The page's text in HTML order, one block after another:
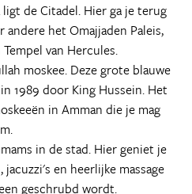
de Citadel. Hier ga je terug
het Omajjaden Paleis,
van Hercules.
moskee. Deze grote blauwe
1989 door King Hussein. Het
in Amman die je mag
in de stad. Hier geniet je
en heerlijke massage
geschrubd wordt.